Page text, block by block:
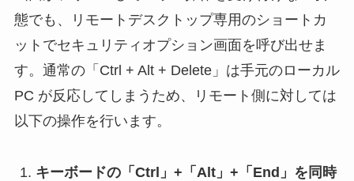
態でも、リモートデスクトップ専用のショートカ
ットでセキュリティオプション画面を呼び出せま
す。通常の「Ctrl + Alt + Delete」は手元のローカル
PC が反応してしまうため、リモート側に対しては
以下の操作を行います。
キーボードの「Ctrl」+「Alt」+「End」を同時